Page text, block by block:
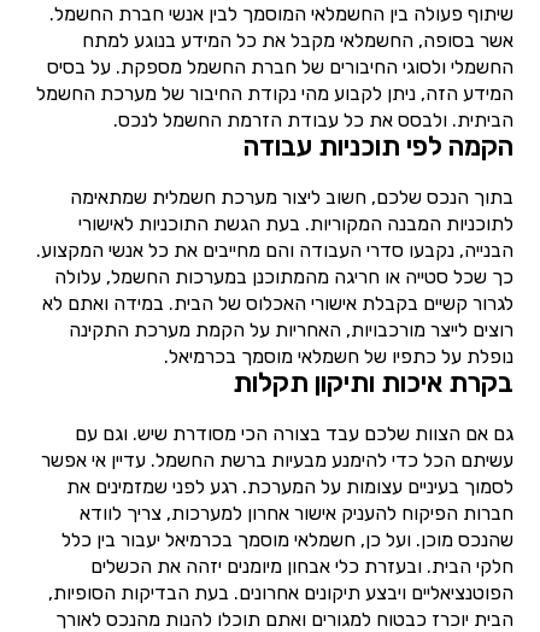
שיתוף פעולה בין החשמלאי המוסמך לבין אנשי חברת החשמל.
אשר בסופה, החשמלאי מקבל את כל המידע בנוגע למתח
החשמלי ולסוגי החיבורים של חברת החשמל מספקת. על בסיס
המידע הזה, ניתן לקבוע מהי נקודת החיבור של מערכת החשמל
הביתית. ולבסס את כל עבודת הזרמת החשמל לנכס.
הקמה לפי תוכניות עבודה
בתוך הנכס שלכם, חשוב ליצור מערכת חשמלית שמתאימה
לתוכניות המבנה המקוריות. בעת הגשת התוכניות לאישורי
הבנייה, נקבעו סדרי העבודה והם מחייבים את כל אנשי המקצוע.
כך שכל סטייה או חריגה מהמתוכנן במערכות החשמל, עלולה
לגרור קשיים בקבלת אישורי האכלוס של הבית. במידה ואתם לא
רוצים לייצר מורכבויות, האחריות על הקמת מערכת התקינה
נופלת על כתפיו של חשמלאי מוסמך בכרמיאל.
בקרת איכות ותיקון תקלות
גם אם הצוות שלכם עבד בצורה הכי מסודרת שיש. וגם עם
עשיתם הכל כדי להימנע מבעיות ברשת החשמל. עדיין אי אפשר
לסמוך בעיניים עצומות על המערכת. רגע לפני שמזמינים את
חברות הפיקוח להעניק אישור אחרון למערכות, צריך לוודא
שהנכס מוכן. ועל כן, חשמלאי מוסמך בכרמיאל יעבור בין כלל
חלקי הבית. ובעזרת כלי אבחון מיומנים יזהה את הכשלים
הפוטנציאליים ויבצע תיקונים אחרונים. בעת הבדיקות הסופיות,
הבית יוכרז כבטוח למגורים ואתם תוכלו להנות מהנכס לאורך